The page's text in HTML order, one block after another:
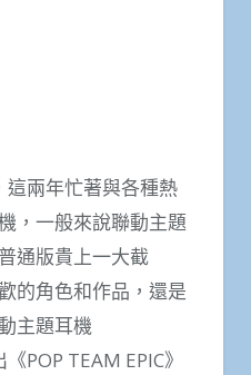
兩年忙著與各種熱
，一般來說聯動主題
通版貴上一大截
的角色和作品，還是
主題耳機
POP TEAM EPIC》